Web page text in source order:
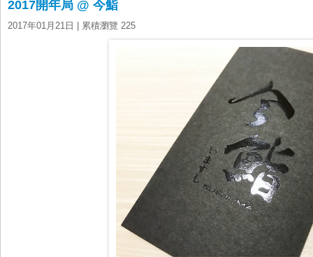
2017開年局 @ 今鮨
2017年01月21日 | 累積瀏覽 225